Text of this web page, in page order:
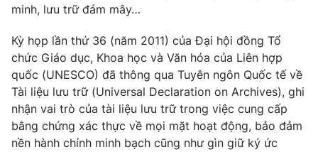
Photo
Video Shorts video
VTV Money VTV Thể thao
VTV Sức khoẻ Bất động sản
minh, lưu trữ đám mây…
Kỳ họp lần thứ 36 (năm 2011) của Đại hội đồng Tổ
chức Giáo dục, Khoa học và Văn hóa của Liên hợp
quốc (UNESCO) đã thông qua Tuyên ngôn Quốc tế về
Tài liệu lưu trữ (Universal Declaration on Archives), ghi
nhận vai trò của tài liệu lưu trữ trong việc cung cấp
bằng chứng xác thực về mọi mặt hoạt động, bảo đảm
nền hành chính minh bạch cũng như gìn giữ ký ức